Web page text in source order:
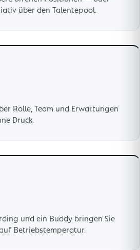
über den Talentepool.
Rolle, Team und Erwartungen
Druck.
und ein Buddy bringen Sie
Betriebstemperatur.